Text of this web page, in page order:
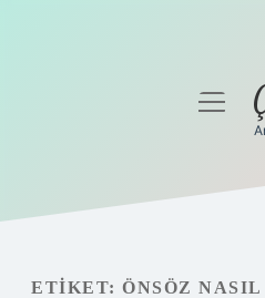
Gizlilik Politikası
menüyü
ETIKET: ÖNSÖZ